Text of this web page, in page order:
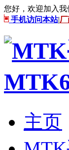
您好，欢迎加入我
手机访问本站|
主页